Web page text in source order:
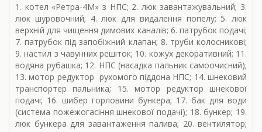
1. котел «Ретра-4М» з НПС; 2. люк завантажувальний; 3.
люк шуровочний; 4. люк для видалення попелу; 5. люк
верхній для чищення димових каналів; 6. патрубок подачі;
7. патрубок під запобіжний клапан; 8. труби колосникові;
9. настил з чавунних решіток; 10. кожух декоративний; 11.
водяна рубашка; 12. НПС (насадка пальник самоочисний);
13. мотор редуктор рухомого піддона НПС; 14. шнековий
транспортер пальника; 15. мотор редуктор шнекової
подачі; 16. шибер горловини бункера; 17. бак для води
(система пожежогасіння шнекової подачі); 18. бункер; 19.
люк бункера для завантаження палива; 20. вентилятор;